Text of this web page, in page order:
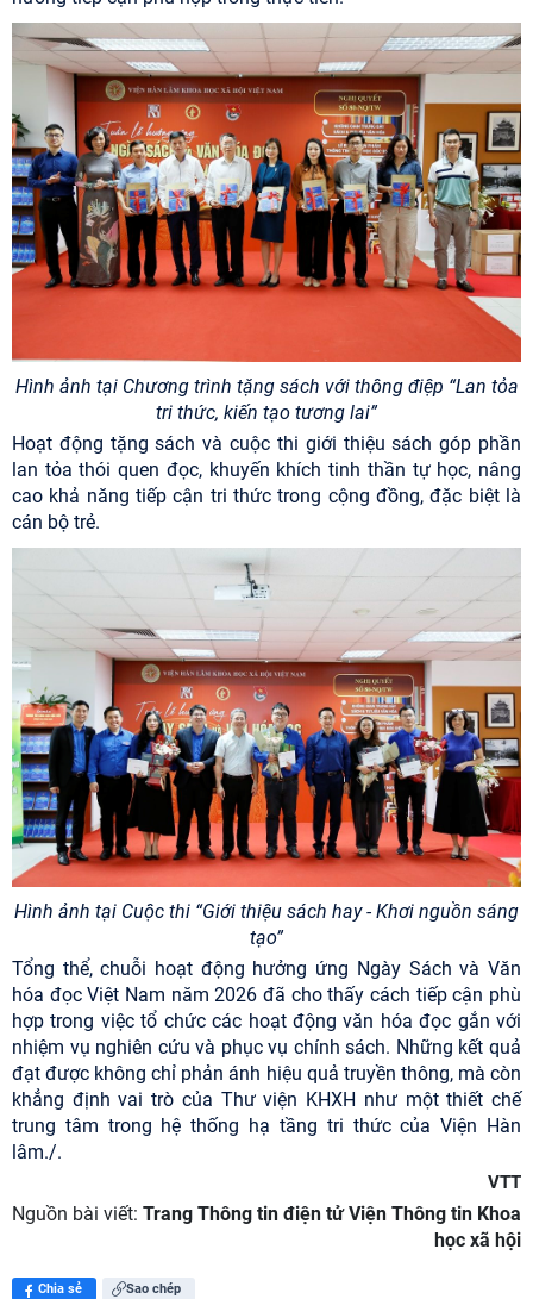
Hình ảnh tại Chương trình tặng sách với thông điệp “Lan tỏa
tri thức, kiến tạo tương lai”
Hoạt động tặng sách và cuộc thi giới thiệu sách góp phần
lan tỏa thói quen đọc, khuyến khích tinh thần tự học, nâng
cao khả năng tiếp cận tri thức trong cộng đồng, đặc biệt là
cán bộ trẻ.
Hình ảnh tại Cuộc thi “Giới thiệu sách hay - Khơi nguồn sáng
tạo”
Tổng thể, chuỗi hoạt động hưởng ứng Ngày Sách và Văn
hóa đọc Việt Nam năm 2026 đã cho thấy cách tiếp cận phù
hợp trong việc tổ chức các hoạt động văn hóa đọc gắn với
nhiệm vụ nghiên cứu và phục vụ chính sách. Những kết quả
đạt được không chỉ phản ánh hiệu quả truyền thông, mà còn
khẳng định vai trò của Thư viện KHXH như một thiết chế
trung tâm trong hệ thống hạ tầng tri thức của Viện Hàn
lâm./.
VTT
Nguồn bài viết: Trang Thông tin điện tử Viện Thông tin Khoa
học xã hội
Chia sẻ Sao chép